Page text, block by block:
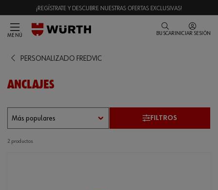
¡REGÍSTRATE Y DESCUBRE NUESTRAS OFERTAS EXCLUSIVAS!
MENÚ BUSCAR INICIAR SESIÓN
PERSONALIZADO FREDVIC
ANCLAJES
FILTROS
2 productos